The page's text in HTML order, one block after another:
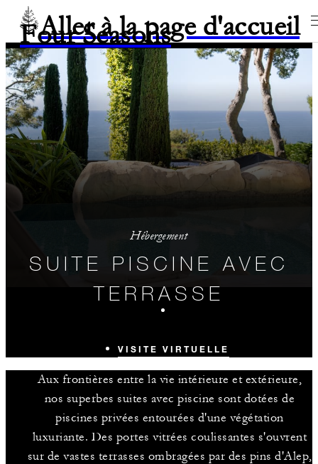
Aller à la page d'accueil
Four Seasons
Hébergement
SUITE PISCINE AVEC
TERRASSE
VISITE VIRTUELLE
Aux frontières entre la vie intérieure et extérieure,
nos superbes suites avec piscine sont dotées de
piscines privées entourées d'une végétation
luxuriante. Des portes vitrées coulissantes s'ouvrent
sur de vastes terrasses ombragées par des pins d'Alep,